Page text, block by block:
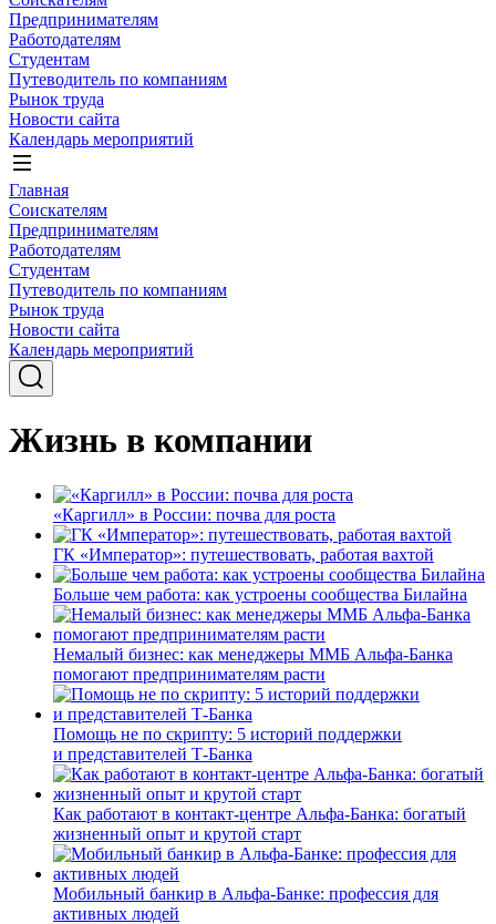
Предпринимателям
Работодателям
Студентам
Путеводитель по компаниям
Рынок труда
Новости сайта
Календарь мероприятий
Главная
Соискателям
Предпринимателям
Работодателям
Студентам
Путеводитель по компаниям
Рынок труда
Новости сайта
Календарь мероприятий
Жизнь в компании
«Каргилл» в России: почва для роста
ГК «Император»: путешествовать, работая вахтой
Больше чем работа: как устроены сообщества Билайна
Немалый бизнес: как менеджеры ММБ Альфа-Банка
помогают предпринимателям расти
Помощь не по скрипту: 5 историй поддержки
и представителей Т-Банка
Как работают в контакт-центре Альфа-Банка: богатый
жизненный опыт и крутой старт
Мобильный банкир в Альфа-Банке: профессия для
активных людей